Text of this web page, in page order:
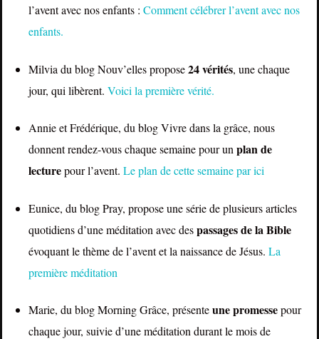
l’avent avec nos enfants :Comment célébrer l’avent avec nos
enfants.
Milvia du blog Nouv’elles propose24 vérités, une chaque
jour, qui libèrent.Voici la première vérité.
Annie et Frédérique, du blog Vivre dans la grâce, nous
donnent rendez-vous chaque semaine pour unplan de
lecturepour l’avent.Le plan de cette semaine par ici
Eunice, du blog Pray, propose une série de plusieurs articles
quotidiens d’une méditation avec despassages de la Bible
évoquant le thème de l’avent et la naissance de Jésus.La
première méditation
Marie, du blog Morning Grâce, présenteune promessepour
chaque jour, suivie d’une méditation durant le mois de